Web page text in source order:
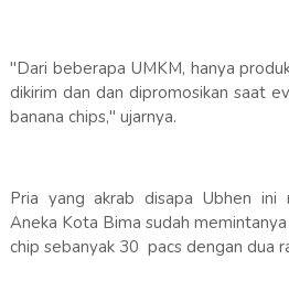
"Dari beberapa UMKM, hanya
dikirim dan dan dipromosikan saat
banana chips," ujarnya.
Pria yang akrab disapa Ubhen ini
Aneka Kota Bima sudah
chip sebanyak 30 pacs dengan dua